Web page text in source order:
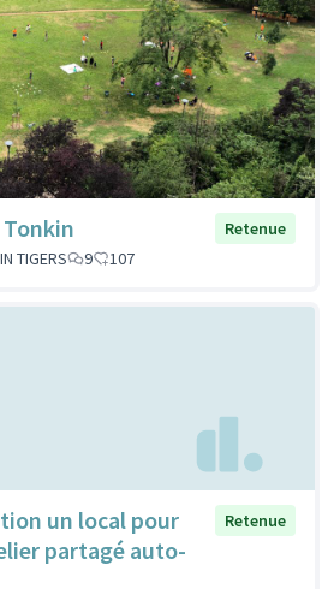
Retenue
TIGERS
9 107
un local pour
partagé auto-
Retenue